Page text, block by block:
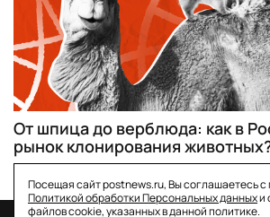
От шпица до верблюда: как в
рынок клонирования
Посещая сайт postnews.ru, Вы соглашаетесь
Политикой обработки Персональных данныхи
файлов cookie, указанных в данной политике.